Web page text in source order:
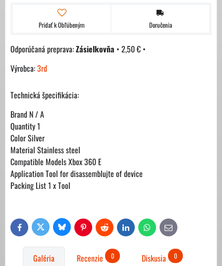
Pridať k Obľúbeným Doručenia
Zásielkovňa • 2,50 € •
Výrobca:3rd
Technická špecifikácia:
Brand N / A
Quantity 1
Color Silver
Material Stainless steel
Compatible Models Xbox 360 E
Application Tool for disassemblujte of device
Packing List 1 x Tool
FacebookTwitter Bluesky PinterestReddit LinkedIn WhatsAppE-
mail
Galéria Recenzie 0 Diskusia 0